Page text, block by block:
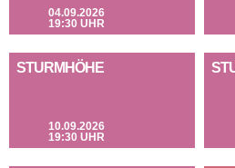
04.09.2026
19:30 UHR
STURMHÖHE
10.09.2026
19:30 UHR